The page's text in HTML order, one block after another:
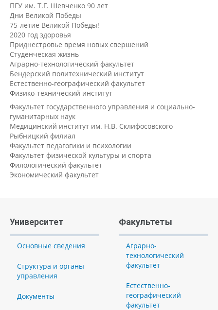
ПГУ им. Т.Г. Шевченко 90 лет
Дни Великой Победы
75-летие Великой Победы!
2020 год здоровья
Приднестровье время новых свершений
Студенческая жизнь
Аграрно-технологический факультет
Бендерский политехнический институт
Естественно-географический факультет
Физико-технический институт
Факультет государственного управления и социально-
гуманитарных наук
Медицинский институт им. Н.В. Склифосовского
Рыбницкий филиал
Факультет педагогики и психологии
Факультет физической культуры и спорта
Филологический факультет
Экономический факультет
Университет
Основные сведения
Структура и органы
управления
Документы
Факультеты
Аграрно-
технологический
факультет
Естественно-
географический
факультет